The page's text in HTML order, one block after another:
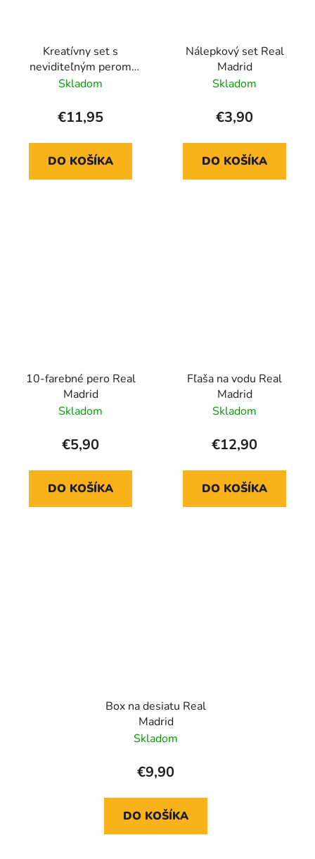
Kreatívny set s
neviditeľným perom
Real Madrid
Skladom
€11,95
DO KOŠÍKA
Nálepkový set Real
Madrid
Skladom
€3,90
DO KOŠÍKA
10-farebné pero Real
Madrid
Skladom
€5,90
DO KOŠÍKA
Fľaša na vodu Real
Madrid
Skladom
€12,90
DO KOŠÍKA
Box na desiatu Real
Madrid
Skladom
€9,90
DO KOŠÍKA